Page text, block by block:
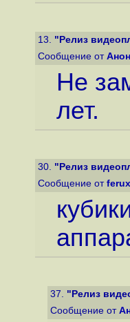
13. "Релиз
Сообщение от
Не
лет.
30. "Релиз
Сообщение от ferux
37. "Релиз
Сообщение от